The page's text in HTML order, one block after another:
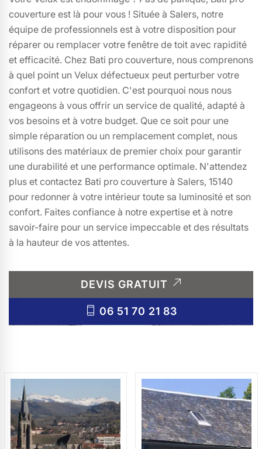
couverture est là pour vous ! Située à Salers, notre
équipe de professionnels est à votre disposition pour
réparer ou remplacer votre fenêtre de toit avec rapidité
et efficacité. Chez Bati pro couverture, nous comprenons
à quel point un Velux défectueux peut perturber votre
confort et votre quotidien. C'est pourquoi nous nous
engageons à vous offrir un service de qualité, adapté à
vos besoins et à votre budget. Que ce soit pour une
simple réparation ou un remplacement complet, nous
utilisons des matériaux de premier choix pour garantir
une durabilité et une performance optimale. N'attendez
plus et contactez Bati pro couverture à Salers, 15140
pour redonner à votre intérieur toute sa luminosité et son
confort. Faites confiance à notre expertise et à notre
savoir-faire pour un service impeccable et des résultats
à la hauteur de vos attentes.
DEVIS GRATUIT
06 51 70 21 83